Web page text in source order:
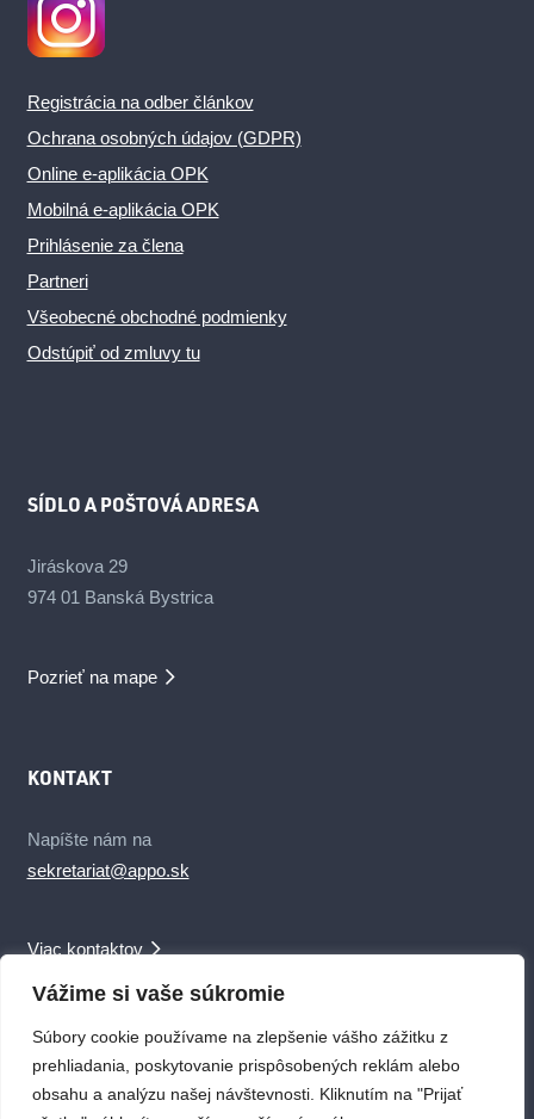
Vážime si vaše súkromie
Súbory cookie používame na zlepšenie vášho zážitku z
prehliadania, poskytovanie prispôsobených reklám alebo
obsahu a analýzu našej návštevnosti. Kliknutím na "Prijať
Registrácia na odber článkov
Ochrana osobných údajov (GDPR)
Online e-aplikácia OPK
Mobilná e-aplikácia OPK
Prihlásenie za člena
Partneri
Všeobecné obchodné podmienky
Odstúpiť od zmluvy tu
SÍDLO A POŠTOVÁ ADRESA
Jiráskova 29
974 01 Banská Bystrica
Pozrieť na mape
KONTAKT
Napíšte nám na
sekretariat@appo.sk
Viac kontaktov
© 2019 APPO SR – Asociácia pasívnej požiarnej ochrany